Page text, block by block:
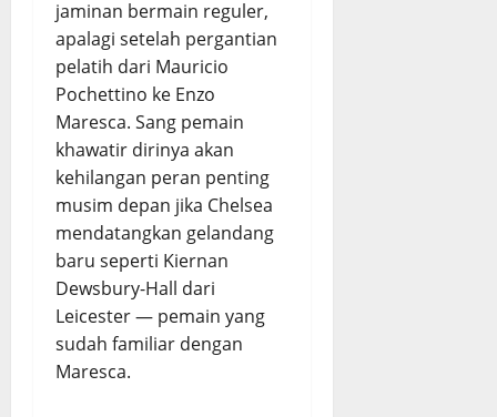
jaminan bermain reguler,
apalagi setelah pergantian
pelatih dari Mauricio
Pochettino ke Enzo
Maresca. Sang pemain
khawatir dirinya akan
kehilangan peran penting
musim depan jika Chelsea
mendatangkan gelandang
baru seperti Kiernan
Dewsbury-Hall dari
Leicester — pemain yang
sudah familiar dengan
Maresca.